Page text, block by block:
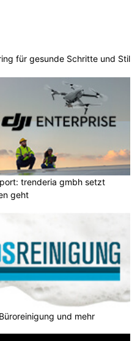
für gesunde Schritte und Stil
trenderia gmbh setzt
geht
und mehr